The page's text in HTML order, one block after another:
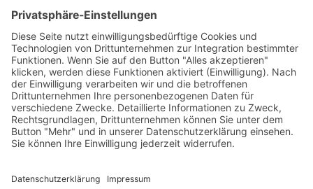
Dreikönigstag – Markt endet heute
Noch 5 Tage leckere Bratwurst
Frohes neues Jahr 2026!
Guten Rutsch ins neue Jahr!
Neueste Kommentare
Es sind keine Kommentare vorhanden.